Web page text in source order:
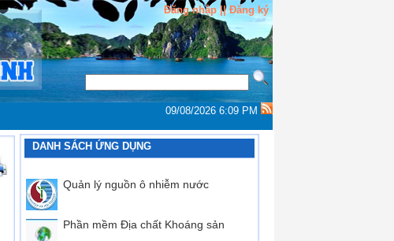
Đăng nhập || Đăng ký
09/08/2026 6:09 PM
DANH SÁCH ỨNG DỤNG
Quản lý nguồn ô nhiễm nước
Phần mềm Địa chất Khoáng sản